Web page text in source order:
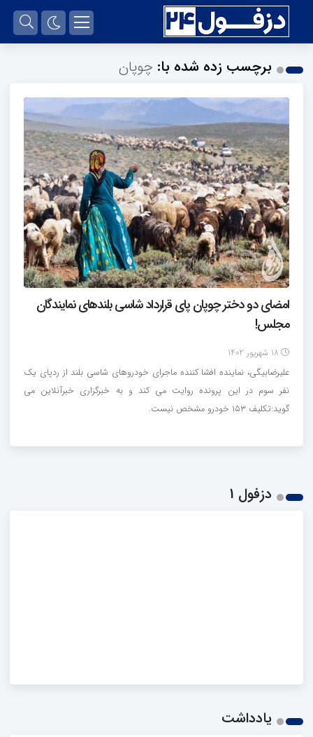
برچسب زده شده با: چوپان
امضای دو دختر چوپان پای قرارداد شاسی بلندهای نمایندگان
مجلس!
18 شهریور 1402
علیرضابیگی، نماینده افشا کننده ماجرای خودروهای شاسی بلند از ردپای یک
نفر سوم در این پرونده روایت می کند و به خبرگزاری خبرآنلاین می
گوید:تکلیف ۱۵۳ خودرو مشخص نیست.
دزفول 1
یادداشت